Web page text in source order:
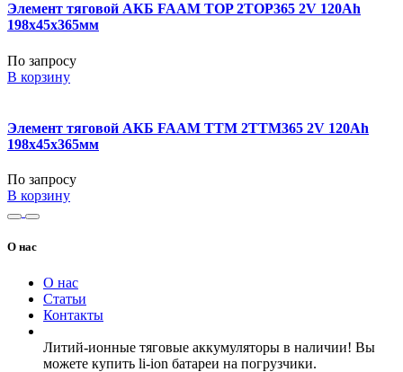
Элемент тяговой АКБ FAAM TOP 2TOP365 2V 120Ah
198x45x365мм
По запросу
В корзину
Элемент тяговой АКБ FAAM TTM 2TTM365 2V 120Ah
198x45x365мм
По запросу
В корзину
О нас
О нас
Статьи
Контакты
Литий-ионные тяговые аккумуляторы в наличии! Вы
можете купить li-ion батареи на погрузчики.